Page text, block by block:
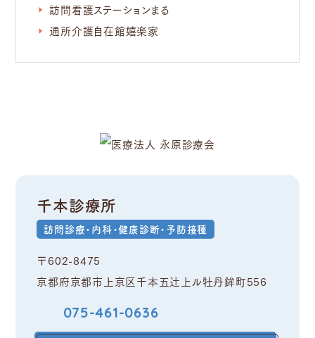
訪問看護ステーションまる
通所介護自在館嬉楽家
千本診療所
訪問診療・内科・健康診断・予防接種
〒602-8475
京都府京都市上京区千本五辻上ル牡丹鉾町556
075-461-0636